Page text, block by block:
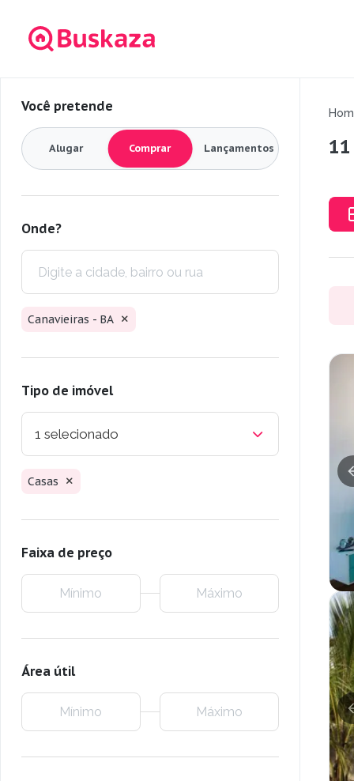
Você pretende
Alugar Comprar Lançamentos
Onde?
Canavieiras - BA
Tipo de imóvel
1 selecionado
Casas
Faixa de preço
Área útil